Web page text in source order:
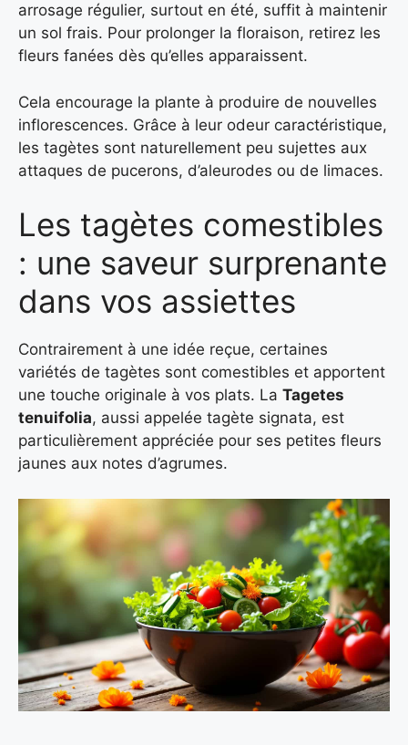
arrosage régulier, surtout en été, suffit à maintenir
un sol frais. Pour prolonger la floraison, retirez les
fleurs fanées dès qu’elles apparaissent.
Cela encourage la plante à produire de nouvelles
inflorescences. Grâce à leur odeur caractéristique,
les tagètes sont naturellement peu sujettes aux
attaques de pucerons, d’aleurodes ou de limaces.
Les tagètes comestibles
: une saveur surprenante
dans vos assiettes
Contrairement à une idée reçue, certaines
variétés de tagètes sont comestibles et apportent
une touche originale à vos plats. La Tagetes
tenuifolia, aussi appelée tagète signata, est
particulièrement appréciée pour ses petites fleurs
jaunes aux notes d’agrumes.